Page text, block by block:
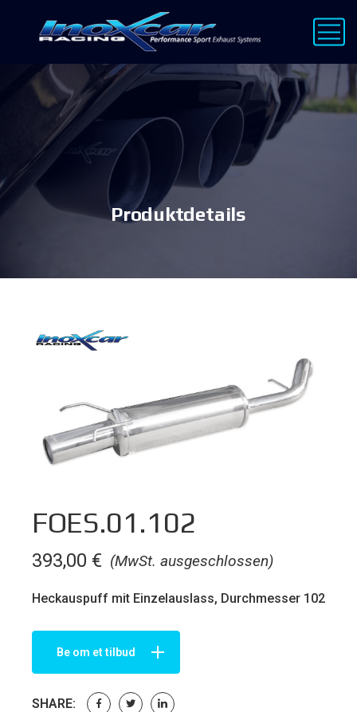
Produktdetails
FOES.01.102
(MwSt. ausgeschlossen)
393,00 €
Heckauspuff mit Einzelauslass, Durchmesser 102
Be om et tilbud
SHARE: